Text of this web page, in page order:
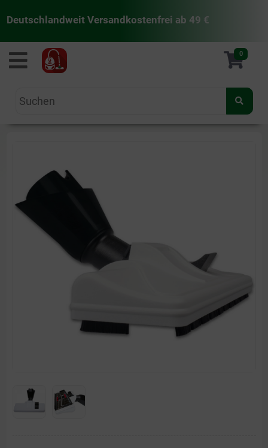
Deutschlandweit Versandkostenfrei ab 49 €
staubsaugermanufaktur 0